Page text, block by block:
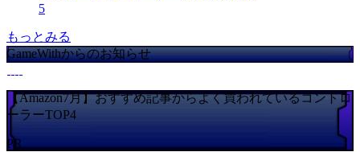
5
もっとみる
GameWithからのお知らせ
【Amazon7月】おすすめ記事からよく買われているコントロ
ーラーTOP4
PR